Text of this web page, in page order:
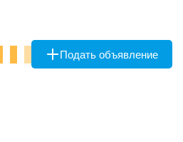
Подать объявление